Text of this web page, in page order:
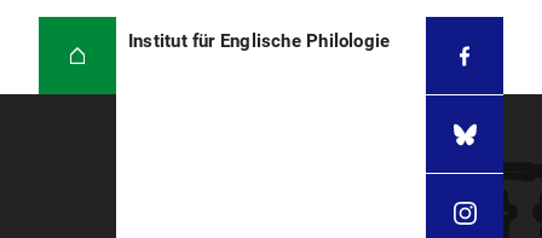
Institut für Englische Philologie